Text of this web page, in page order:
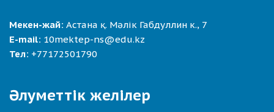
Мекен-жай: Астана қ. Мәлік Габдуллин к., 7
E-mail: 10mektep-ns@edu.kz
Тел: +77172501790
Әлуметтік желілер